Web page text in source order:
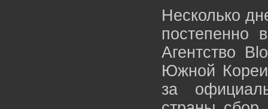
Несколько
постепенно
Агентство
Южной Кореи
за